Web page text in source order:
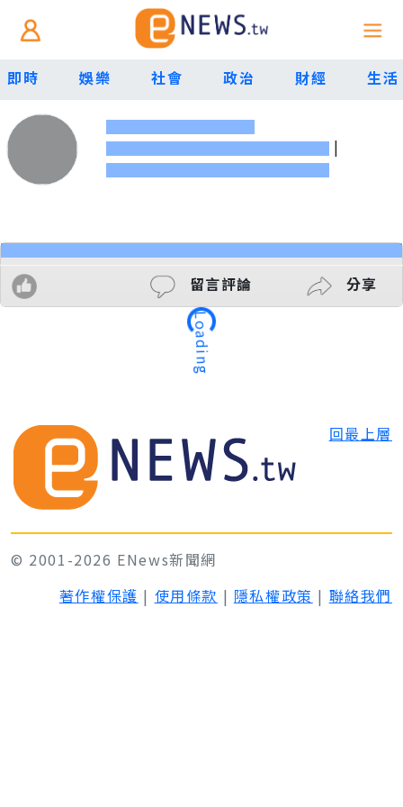
即時 娛樂 社會 政治 財經 生活
|
留言評論 分享
Loading
回最上層
© 2001-2026 ENews新聞網
著作權保護 | 使用條款 | 隱私權政策 | 聯絡我們